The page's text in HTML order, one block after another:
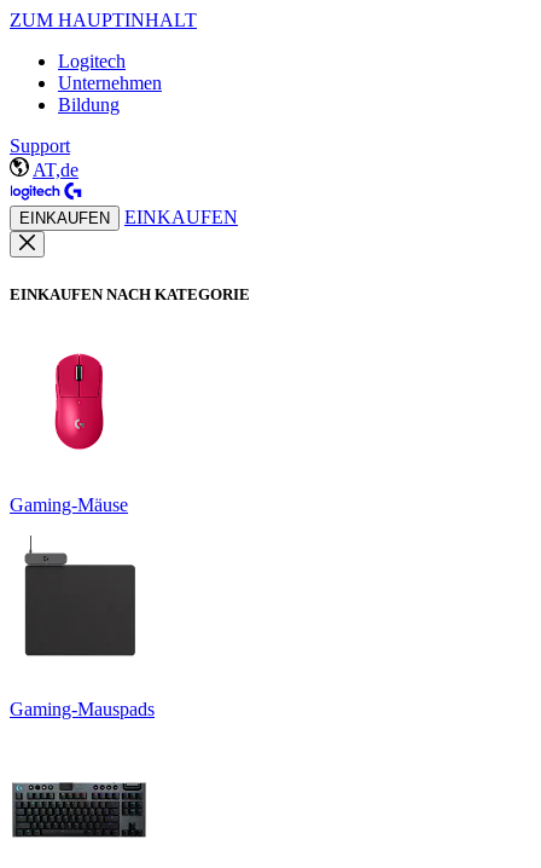
ZUM HAUPTINHALT
Logitech
Unternehmen
Bildung
Support
AT,de
EINKAUFEN EINKAUFEN
EINKAUFEN NACH KATEGORIE
Gaming-Mäuse
Gaming-Mauspads